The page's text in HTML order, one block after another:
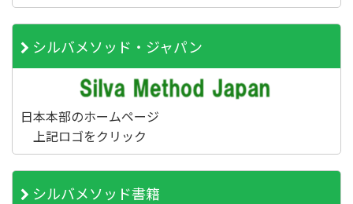
シルバメソッド・ジャパン
日本本部のホームページ
上記ロゴをクリック
シルバメソッド書籍